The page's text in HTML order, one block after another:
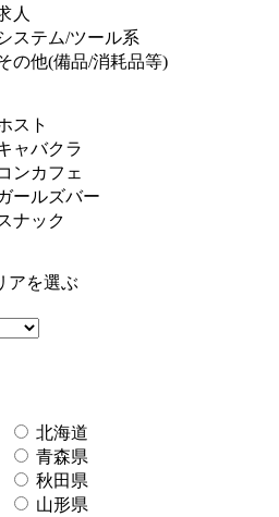
人
ステム/ツール系
の他(備品/消耗品等)
スト
ャバクラ
ンカフェ
ールズバー
ナック
アを選ぶ
北海道
青森県
秋田県
山形県